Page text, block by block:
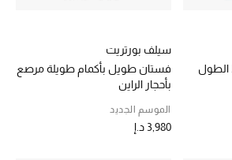
سيلف بورتريت
فستان طويل بأكمام طويلة مرصع
بأحجار الراين
الموسم الجديد
3,980 د.إ